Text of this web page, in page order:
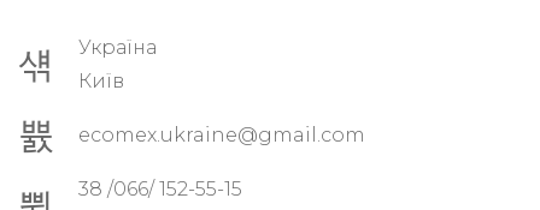
Україна
Київ
ecomex.ukraine@gmail.com
38 /066/ 152-55-15